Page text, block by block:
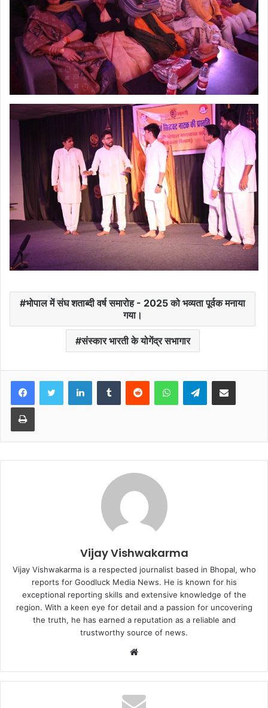
भोपाल में संघ शताब्दी वर्ष समारोह - 2025 को भव्यता पूर्वक मनाया
गया।
संस्कार भारती के योगेंद्र सभागार
FacebookTwitter LinkedInTumblr Reddit WhatsAppTelegramShare via Email
Print
Vijay Vishwakarma
Vijay Vishwakarma is a respected journalist based in Bhopal, who
reports for Goodluck Media News. He is known for his
exceptional reporting skills and extensive knowledge of the
region. With a keen eye for detail and a passion for uncovering
the truth, he has earned a reputation as a reliable and
trustworthy source of news.
Website